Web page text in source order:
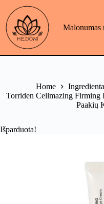
content
Malonumas
Home
Torriden Cellmazing Firming
Paakių
Išparduota!